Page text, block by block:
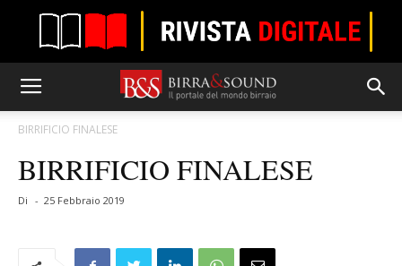
BIRRIFICIO FINALESE
BIRRIFICIO FINALESE
Di - 25 Febbraio 2019